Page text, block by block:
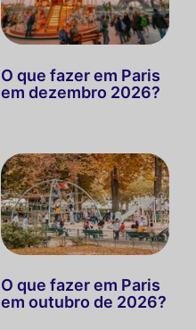
O que fazer em Paris
em dezembro 2026?
O que fazer em Paris
em outubro de 2026?